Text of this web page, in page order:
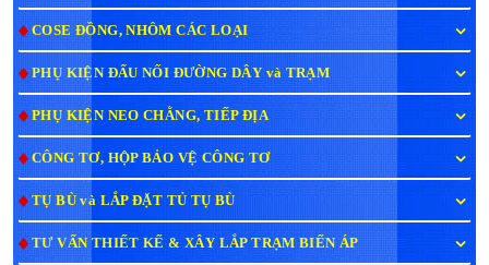
COSE ĐỒNG, NHÔM CÁC LOẠI
PHỤ KIỆN ĐẤU NỐI ĐƯỜNG DÂY và TRẠM
PHỤ KIỆN NEO CHẰNG, TIẾP ĐỊA
CÔNG TƠ, HỘP BẢO VỆ CÔNG TƠ
TỤ BÙ và LẮP ĐẶT TỦ TỤ BÙ
TƯ VẤN THIẾT KẾ & XÂY LẮP TRẠM BIẾN ÁP